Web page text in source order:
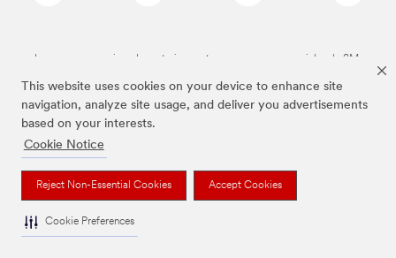
This website uses cookies on your device to enhance site
navigation, analyze site usage, and deliver you advertisements
based on your interests.
Cookie Notice
Reject Non-Essential Cookies Accept Cookies
Cookie Preferences
Las marcas mencionadas anteriormente son marcas comerciales de 3M.